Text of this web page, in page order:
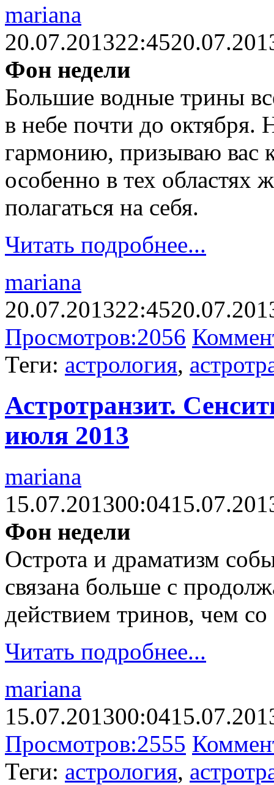
mariana
20.07.201322:45
Фон недели
Большие водные трины
в небе почти до октября.
гармонию, призываю
особенно в тех
полагаться на себя.
Читать подробнее...
mariana
20.07.201322:45
Просмотров:2056
Теги: астрология,
Астротранзит.
июля 2013
mariana
15.07.201300:04
Фон недели
Острота и драматизм
связана больше с
действием тринов, чем
Читать подробнее...
mariana
15.07.201300:04
Просмотров:2555
Теги: астрология,